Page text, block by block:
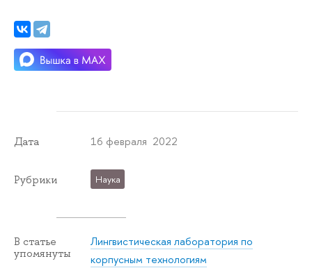
Дата 16 февраля 2022
Рубрики Наука
В статье
упомянуты
Лингвистическая лаборатория по
корпусным технологиям